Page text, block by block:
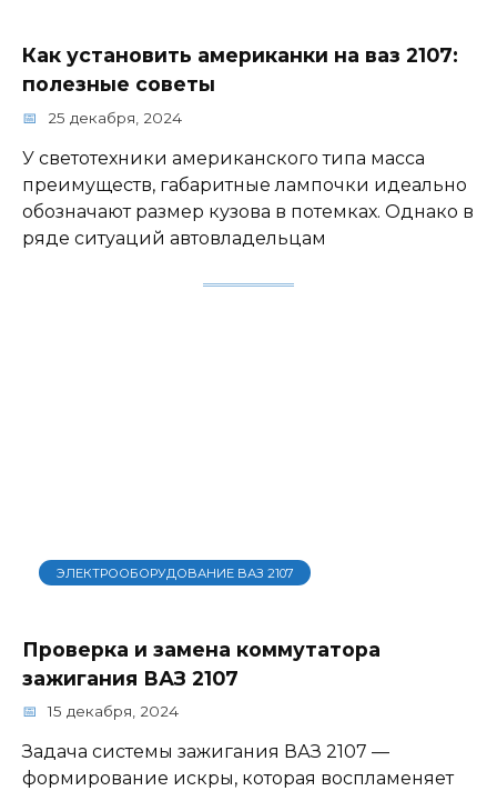
Как установить американки на ваз 2107:
полезные советы
25 декабря, 2024
У светотехники американского типа масса
преимуществ, габаритные лампочки идеально
обозначают размер кузова в потемках. Однако в
ряде ситуаций автовладельцам
ЭЛЕКТРООБОРУДОВАНИЕ ВАЗ 2107
Проверка и замена коммутатора
зажигания ВАЗ 2107
15 декабря, 2024
Задача системы зажигания ВАЗ 2107 —
формирование искры, которая воспламеняет